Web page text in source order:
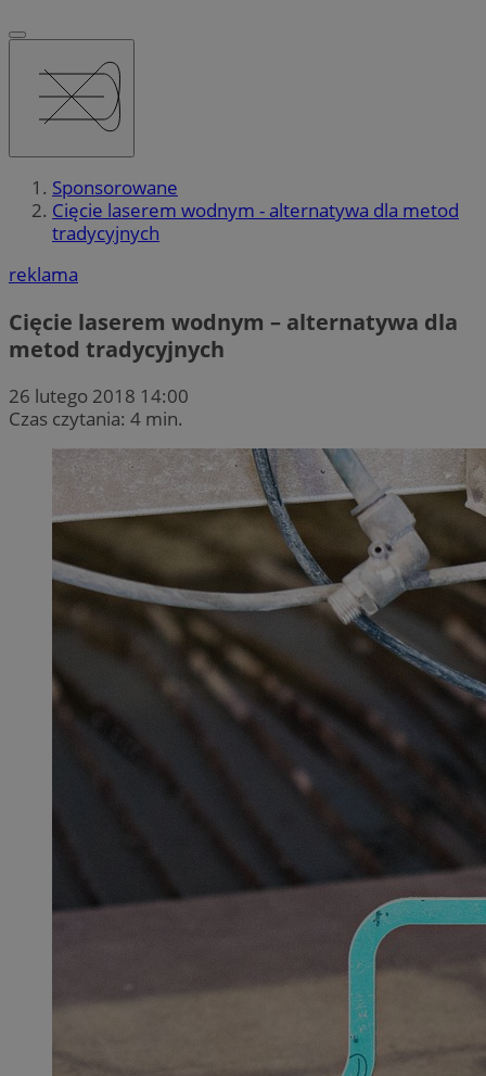
Sponsorowane
Cięcie laserem wodnym - alternatywa dla metod
tradycyjnych
reklama
Cięcie laserem wodnym – alternatywa dla
metod tradycyjnych
26 lutego 2018 14:00
Czas czytania: 4 min.